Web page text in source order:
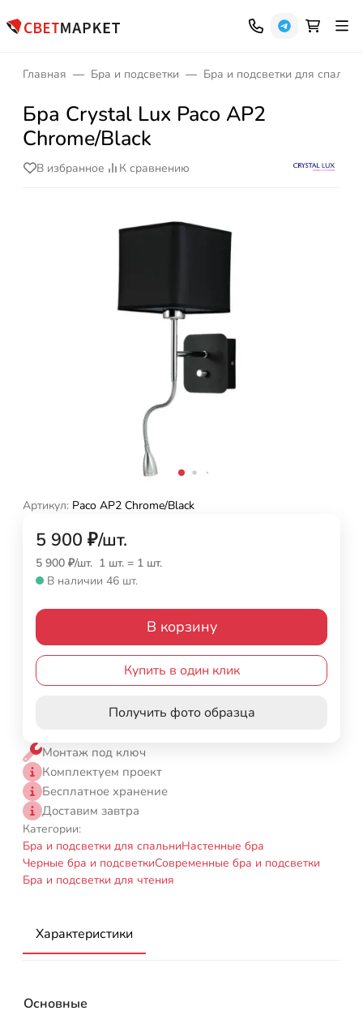
Главная Бра и подсветки Бра и подсветки для спальни
Бра Crystal Lux Paco AP2
Chrome/Black
В избранное К сравнению
Артикул: Paco AP2 Chrome/Black
5 900 ₽/шт.
5 900 ₽/шт. 1 шт. = 1 шт.
В наличии 46 шт.
В корзину
Купить в один клик
Получить фото образца
Монтаж под ключ
Комплектуем проект
Бесплатное хранение
Доставим завтра
Категории:
Бра и подсветки для спальниНастенные бра
Черные бра и подсветкиСовременные бра и подсветки
Бра и подсветки для чтения
Характеристики
Основные